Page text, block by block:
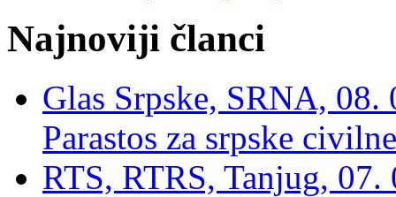
Najnoviji članci
Glas Srpske, SRNA,
Parastos za srpske
RTS, RTRS, Tanjug,